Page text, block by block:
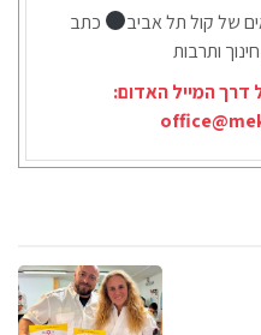
של קול תל אביב
כתב
ותרבות
דרך המייל האדום: